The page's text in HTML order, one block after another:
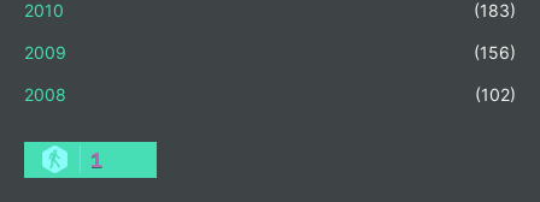
2010 (183)
2009 (156)
2008 (102)
1